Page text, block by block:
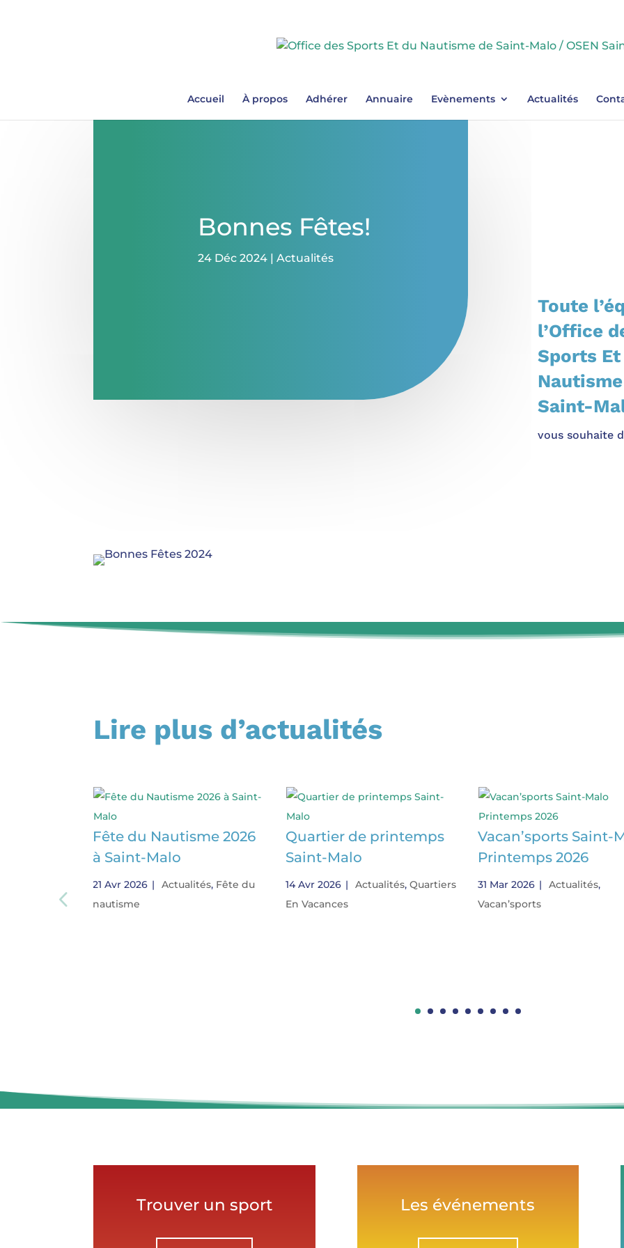
Accueil À propos Adhérer Annuaire Evènements Actualités
Bonnes Fêtes!
24 Déc 2024 |Actualités
Toute
l’Office
Sports Et
Saint-
vous souhaite
Lire plus d’actualités
Fête du Nautisme 2026
à Saint-Malo
21 Avr 2026 | Actualités, Fête du
nautisme
Quartier de printemps
Saint-Malo
14 Avr 2026 | Actualités, Quartiers
En Vacances
Vacan’sports Saint-
Printemps 2026
31 Mar 2026 | Actualités,
Vacan’sports
Trouver un sport Les événements